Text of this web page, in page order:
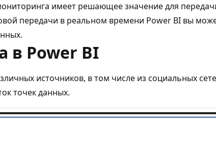
имеет решающее значение для
передачи в реальном времени Power BI вы
в Power BI
источников, в том числе из социальных
точек данных.